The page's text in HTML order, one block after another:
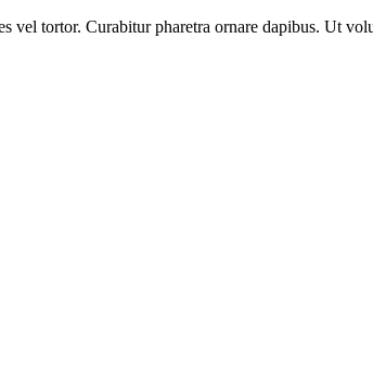
tortor. Curabitur pharetra ornare dapibus. Ut